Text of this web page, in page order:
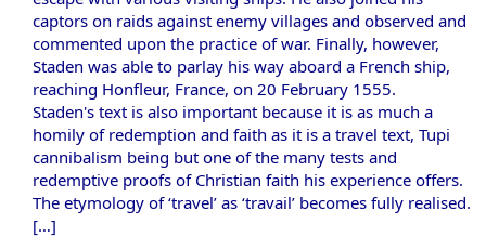
captors on raids against enemy villages and observed and
commented upon the practice of war. Finally, however,
Staden was able to parlay his way aboard a French ship,
reaching Honfleur, France, on 20 February 1555.
Staden's text is also important because it is as much a
homily of redemption and faith as it is a travel text, Tupi
cannibalism being but one of the many tests and
redemptive proofs of Christian faith his experience offers.
The etymology of ‘travel’ as ‘travail’ becomes fully realised.
[…]